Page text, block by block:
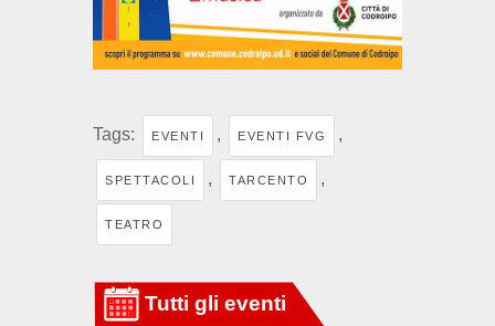
Tags: EVENTI , EVENTI FVG ,
SPETTACOLI , TARCENTO ,
TEATRO